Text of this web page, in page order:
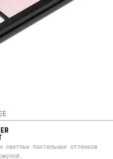
светлых пастельных оттенков